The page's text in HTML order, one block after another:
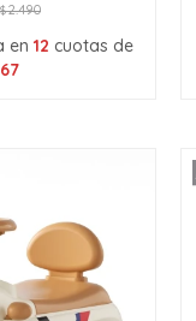
$2.490
en 12 cuotas de